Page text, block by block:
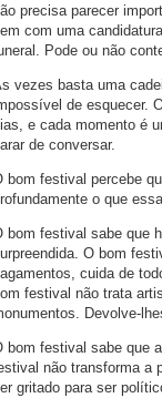
precisa parecer
com uma
Pode ou não
vezes basta uma
de esquecer.
e cada momento é
de conversar.
bom festival percebe
o que
bom festival sabe que
O bom
cuida de
festival não trata
Devolve-
bom festival sabe que
não transforma a
gritado para ser